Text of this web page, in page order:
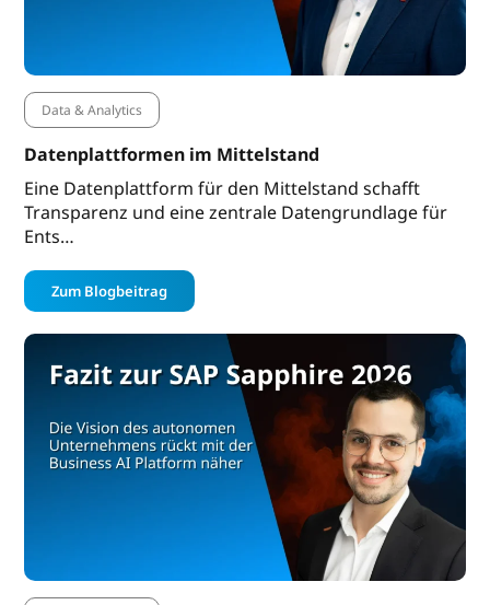
Data & Analytics
Datenplattformen im Mittelstand
Eine Datenplattform für den Mittelstand schafft
Transparenz und eine zentrale Datengrundlage für
Ents…
Zum Blogbeitrag